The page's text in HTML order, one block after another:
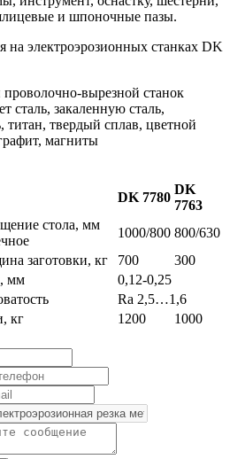
и шпоночные пазы.
на электроэрозионных станках DK
вырезной станок
сталь, закаленную сталь,
твердый сплав, цветной
магниты
DK 7780
DK
7763
стола, мм
1000/800 800/630
заготовки, кг
700
300
мм
0,12-0,25
Ra 2,5…1,6
кг
1200 1000